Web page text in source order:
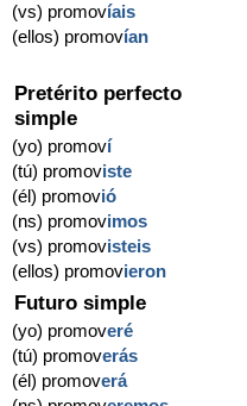
(vs) promovíais
(ellos) promovían
Pretérito perfecto
simple
(yo) promoví
(tú) promoviste
(él) promovió
(ns) promovimos
(vs) promovisteis
(ellos) promovieron
Futuro simple
(yo) promoveré
(tú) promoverás
(él) promoverá